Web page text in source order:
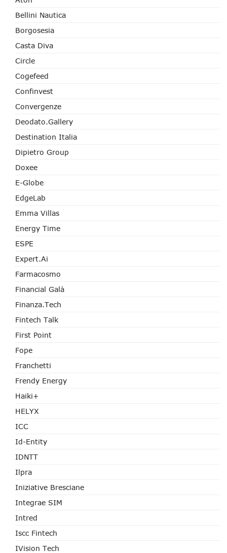
Bellini Nautica
Borgosesia
Casta Diva
Circle
Cogefeed
Confinvest
Convergenze
Deodato.Gallery
Destination Italia
Dipietro Group
Doxee
E-Globe
EdgeLab
Emma Villas
Energy Time
ESPE
Expert.ai
Farmacosmo
Financial Galà
Finanza.tech
Fintech Talk
First Point
Fope
Franchetti
Frendy Energy
Haiki+
HELYX
ICC
Id-Entity
IDNTT
Ilpra
Iniziative Bresciane
Integrae SIM
Intred
Iscc Fintech
IVision Tech